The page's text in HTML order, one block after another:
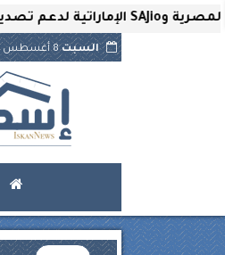
السبت8 أغسطس 2026